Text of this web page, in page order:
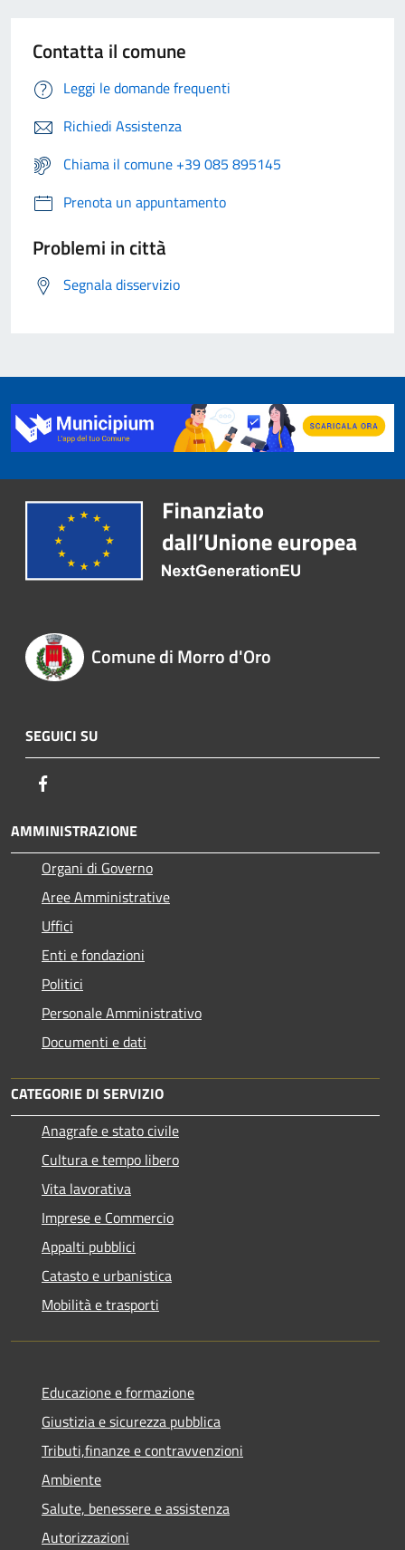
Contatta il comune
Leggi le domande frequenti
Richiedi Assistenza
Chiama il comune +39 085 895145
Prenota un appuntamento
Problemi in città
Segnala disservizio
Comune di Morro d'Oro
SEGUICI SU
AMMINISTRAZIONE
Organi di Governo
Aree Amministrative
Uffici
Enti e fondazioni
Politici
Personale Amministrativo
Documenti e dati
CATEGORIE DI SERVIZIO
Anagrafe e stato civile
Cultura e tempo libero
Vita lavorativa
Imprese e Commercio
Appalti pubblici
Catasto e urbanistica
Mobilità e trasporti
Educazione e formazione
Giustizia e sicurezza pubblica
Tributi,finanze e contravvenzioni
Ambiente
Salute, benessere e assistenza
Autorizzazioni